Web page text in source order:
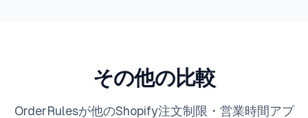
ウト URL では回避できません。
その他の比較
OrderRulesが他のShopify注文制限・営業時間アプ